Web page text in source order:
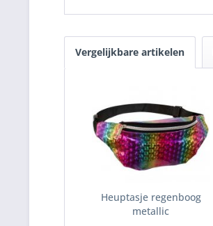
Vergelijkbare artikelen
Heuptasje regenboog
metallic